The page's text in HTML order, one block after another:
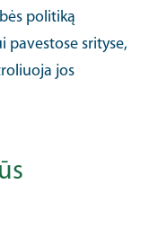
politiką
pavestose srityse,
jos